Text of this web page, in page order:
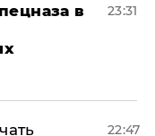
в
23:31
22:47